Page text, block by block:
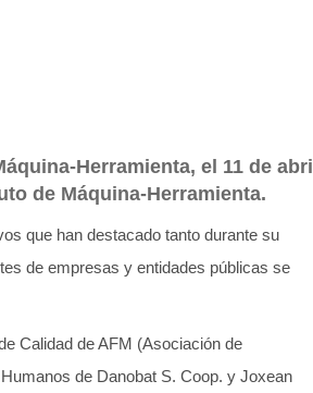
Herramienta, el 11 de abril
de Máquina-Herramienta.
que han destacado tanto durante su
de empresas y entidades públicas se
Calidad de AFM (Asociación de
de Danobat S. Coop. y Joxean